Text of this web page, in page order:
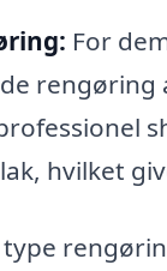
For
rengøring
hvilket